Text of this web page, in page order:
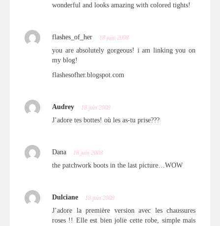
wonderful and looks amazing with colored tights!
flashes_of_her 18 juin 2008
you are absolutely gorgeous! i am linking you on
my blog!
flashesofher.blogspot.com
Audrey 18 juin 2008
J’adore tes bottes! où les as-tu prise???
Dana 18 juin 2008
the patchwork boots in the last picture…WOW
Dulciane 18 juin 2008
J’adore la première version avec les chaussures
roses !! Elle est bien jolie cette robe, simple mais